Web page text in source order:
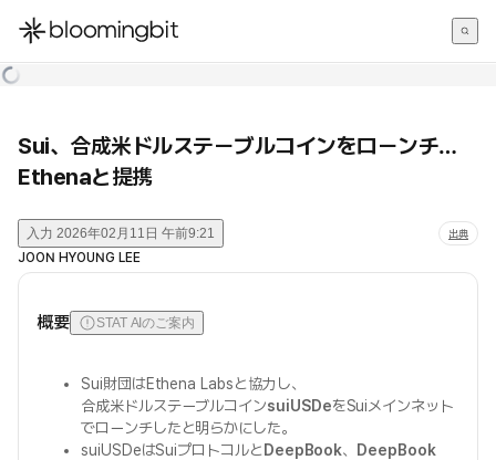
한국어
Sui、合成米ドルステーブルコインをローンチ…
Ethenaと提携
入力 2026年02月11日 午前9:21 出典
JOON HYOUNG LEE
概要 STAT AIのご案内
Sui財団はEthena Labsと協力し、
合成米ドルステーブルコインsuiUSDeをSuiメインネット
でローンチしたと明らかにした。
suiUSDeはSuiプロトコルと DeepBook、
DeepBook